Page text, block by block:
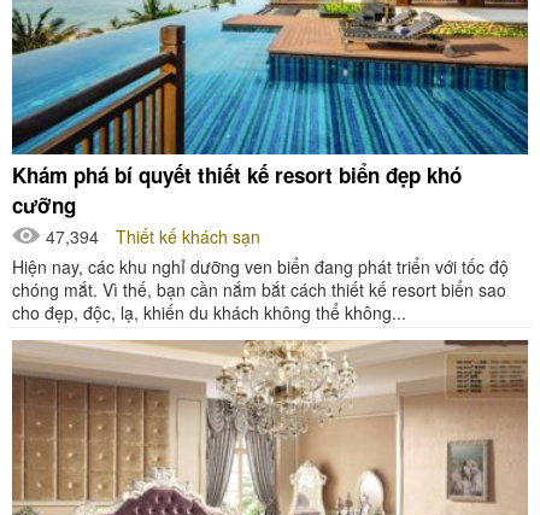
Khám phá bí quyết thiết kế resort biển đẹp khó
cưỡng
47,394
Thiết kế khách sạn
Hiện nay, các khu nghỉ dưỡng ven biển đang phát triển với tốc độ
chóng mắt. Vì thế, bạn cần nắm bắt cách thiết kế resort biển sao
cho đẹp, độc, lạ, khiến du khách không thể không...